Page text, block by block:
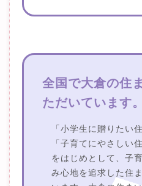
全国で大倉の住
ただいています。
「小学生に贈りたい
「子育てにやさしい
をはじめとして、子
み心地を追求した住